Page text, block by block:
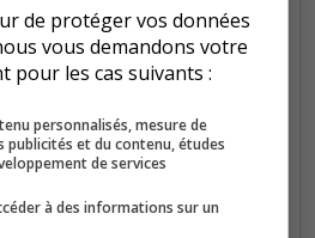
Jan Fév Mars Avr Mai
de protéger vos données
vous demandons votre
pour les cas suivants :
personnalisés, mesure de
publicités et du contenu, études
de services
à des informations sur un